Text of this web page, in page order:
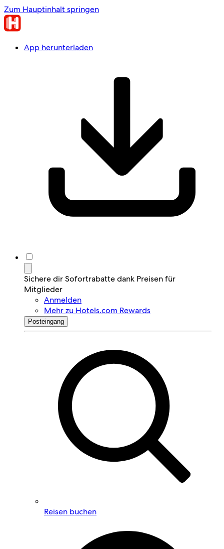
Zum Hauptinhalt springen
App herunterladen
Sichere dir Sofortrabatte dank Preisen für
Mitglieder
Anmelden
Mehr zu Hotels.com Rewards
Posteingang
Reisen buchen